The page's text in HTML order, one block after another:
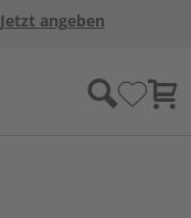
Jetzt angeben